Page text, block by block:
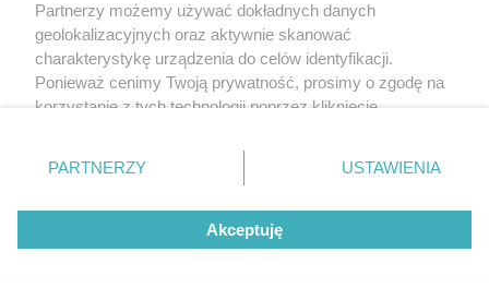
Partnerzy możemy używać dokładnych danych
geolokalizacyjnych oraz aktywnie skanować
charakterystykę urządzenia do celów identyfikacji.
Ponieważ cenimy Twoją prywatność, prosimy o zgodę na
korzystanie z tych technologii poprzez kliknięcie
zmienić/wycofać klikając przycisk ustawień prywatności
znajdujący się w lewym dolnym rogu strony
rodzaje przetwarzania danych nie wymagają zgody
użytkownika, ale masz prawo sprzeciwić się takiemu
przetwarzaniu. Preferencje będą miały zastosowanie tylko
PARTNERZY USTAWIENIA
Akceptuję